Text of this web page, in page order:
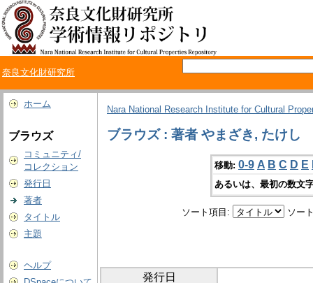
奈良文化財研究所
ホーム
ブラウズ
コミュニティ/
コレクション
発行日
著者
タイトル
主題
ヘルプ
Nara National Research Institute for Cultural
ブラウズ : 著者 やまざき, たけし
移動: 0-9 A B C D E
あるいは、最初の数文
ソート項目: ソー
発行日